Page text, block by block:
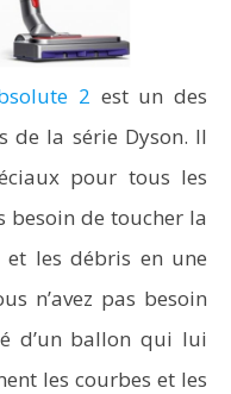
2 est un des
de la série Dyson. Il
pour tous les
besoin de toucher la
et les débris en une
n’avez pas besoin
d’un ballon qui lui
les courbes et les